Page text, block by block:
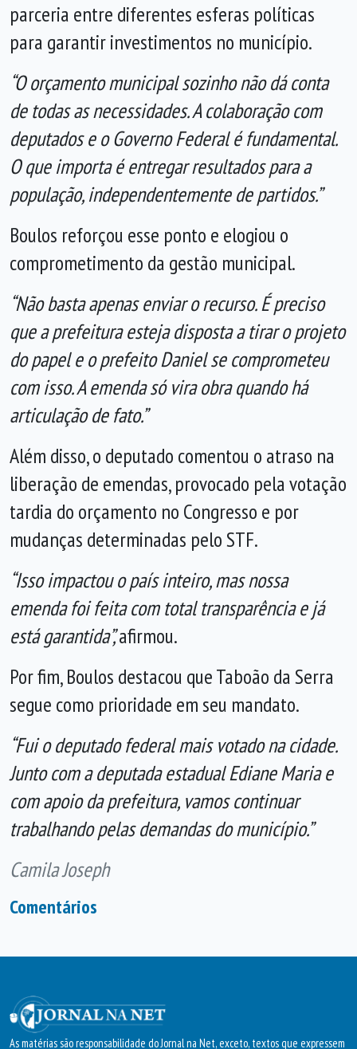
parceria entre diferentes esferas políticas
para garantir investimentos no município.
“O orçamento municipal sozinho não dá conta
de todas as necessidades. A colaboração com
deputados e o Governo Federal é fundamental.
O que importa é entregar resultados para a
população, independentemente de partidos.”
Boulos reforçou esse ponto e elogiou o
comprometimento da gestão municipal.
“Não basta apenas enviar o recurso. É preciso
que a prefeitura esteja disposta a tirar o projeto
do papel e o prefeito Daniel se comprometeu
com isso. A emenda só vira obra quando há
articulação de fato.”
Além disso, o deputado comentou o atraso na
liberação de emendas, provocado pela votação
tardia do orçamento no Congresso e por
mudanças determinadas pelo STF.
“Isso impactou o país inteiro, mas nossa
emenda foi feita com total transparência e já
está garantida”,afirmou.
Por fim, Boulos destacou que Taboão da Serra
segue como prioridade em seu mandato.
“Fui o deputado federal mais votado na cidade.
Junto com a deputada estadual Ediane Maria e
com apoio da prefeitura, vamos continuar
trabalhando pelas demandas do município.”
Camila Joseph
Comentários
As matérias são responsabilidade do Jornal na Net, exceto, textos que expressem